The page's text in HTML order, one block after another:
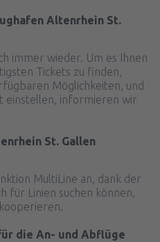
Altenrhein St.
immer wieder. Um es Ihnen
Tickets zu finden,
Möglichkeiten, und
einstellen, informieren wir
St. Gallen
MultiLine an, dank der
für Linien suchen können,
die An- und Abflüge